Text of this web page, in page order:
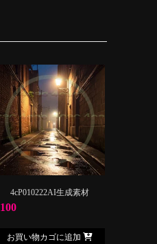
4cP010222AI生成素材
100
お買い物カゴに追加